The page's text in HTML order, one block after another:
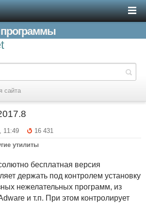
сайта
11:49
16 431
утилиты
бесплатная версия
держать под контролем установку
нежелательных программ, из
и т.п. При этом контролирует